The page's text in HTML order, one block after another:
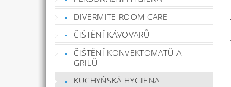
DIVERMITE ROOM CARE
ČIŠTĚNÍ KÁVOVARŮ
ČIŠTĚNÍ KONVEKTOMATŮ A
GRILŮ
KUCHYŇSKÁ HYGIENA